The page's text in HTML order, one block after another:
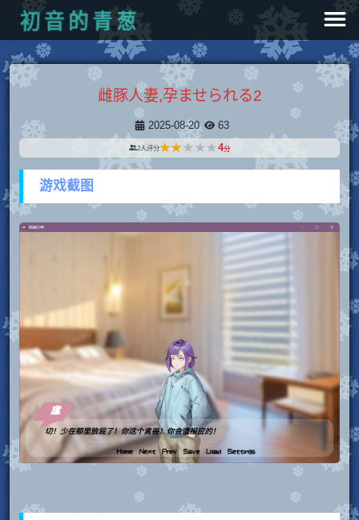
初 音 的 青葱
雌豚人妻,孕ませられる2
2025-08-20 63
2人评分★★★★★
★★★★★ 4分
游戏截图